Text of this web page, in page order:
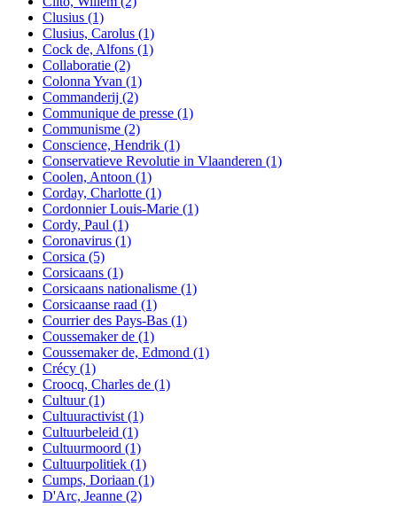
Clusius (1)
Clusius, Carolus (1)
Cock de, Alfons (1)
Collaboratie (2)
Colonna Yvan (1)
Commanderij (2)
Communique de presse (1)
Communisme (2)
Conscience, Hendrik (1)
Conservatieve Revolutie in Vlaanderen (1)
Coolen, Antoon (1)
Corday, Charlotte (1)
Cordonnier Louis-Marie (1)
Cordy, Paul (1)
Coronavirus (1)
Corsica (5)
Corsicaans (1)
Corsicaans nationalisme (1)
Corsicaanse raad (1)
Courrier des Pays-Bas (1)
Coussemaker de (1)
Coussemaker de, Edmond (1)
Crécy (1)
Croocq, Charles de (1)
Cultuur(1)
Cultuuractivist (1)
Cultuurbeleid (1)
Cultuurmoord (1)
Cultuurpolitiek (1)
Cumps, Doriaan (1)
D'Arc, Jeanne (2)